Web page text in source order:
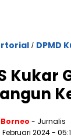
/ DPMD
Kukar
- Jurnalis
Februari 2024-